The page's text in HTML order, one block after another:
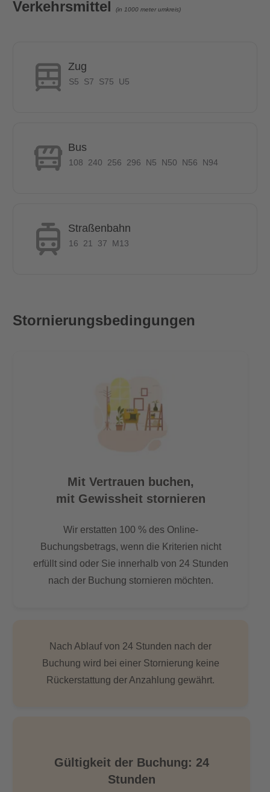
- 9 min bis zum Stasimuseum
Verkehrsmittel (in 1000 meter umkreis)
Zug
S5 S7 S75 U5
Bus
108 240 256 296 N5 N50 N56 N94
Straßenbahn
16 21 37 M13
Stornierungsbedingungen
Mit Vertrauen buchen,
mit Gewissheit stornieren
Wir erstatten 100 % des Online-
Buchungsbetrags, wenn die Kriterien nicht
erfüllt sind oder Sie innerhalb von 24 Stunden
nach der Buchung stornieren möchten.
Nach Ablauf von 24 Stunden nach der
Buchung wird bei einer Stornierung keine
Rückerstattung der Anzahlung gewährt.
Gültigkeit der Buchung: 24
Stunden